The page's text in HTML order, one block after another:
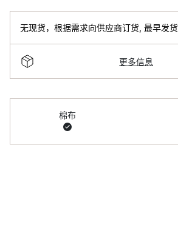
无现货，根据需求向供应商订货 最早发
更多信息
棉布